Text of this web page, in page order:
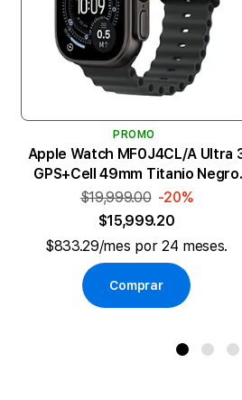
PROMO
Apple Watch MF0J4CL/A Ultra
GPS+Cell 49mm Titanio Negro
Ocean Negro
$19,999.00 -20%
$15,999.20
$833.29/mes por 24 meses.
Comprar